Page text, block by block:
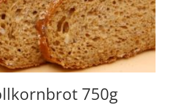
750g